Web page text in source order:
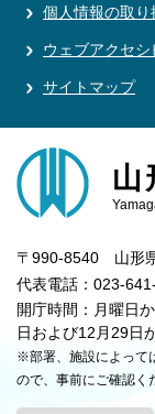
個人情報の取り
ウェブアクセシ
サイトマップ
山
〒990-8540 山形
代表電話：023-
開庁時間：月曜日
日および12月29日
※部署、施設によって
ので、事前にご確認く